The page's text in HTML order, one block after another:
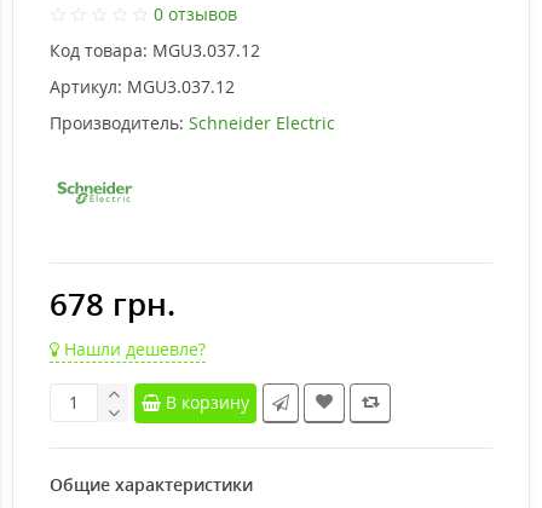
0 отзывов
Код товара: MGU3.037.12
Артикул: MGU3.037.12
Производитель: Schneider Electric
678 грн.
Нашли дешевле?
В корзину
Общие характеристики